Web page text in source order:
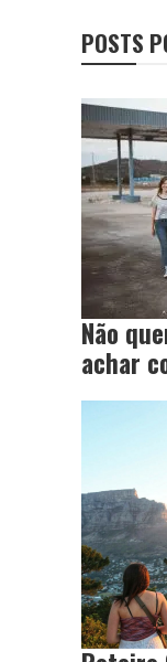
POSTS
Não
achar